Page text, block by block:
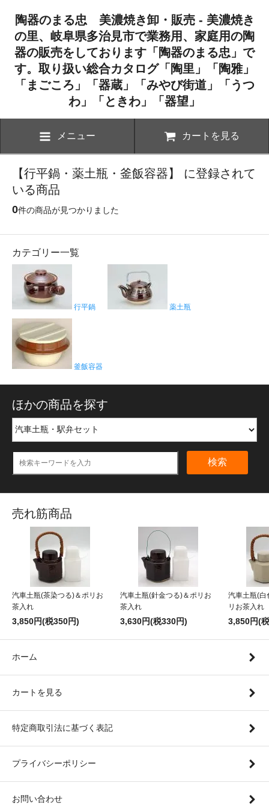
陶器のまる忠 美濃焼き卸・販売 - 美濃焼き
の里、岐阜県多治見市で業務用、家庭用の陶
器の販売をしております「陶器のまる忠」で
す。取り扱い総合カタログ「陶里」「陶雅」
「まごころ」「器蔵」「みやび街道」「うつ
わ」「ときわ」「器望」
メニュー カートを見る
【行平鍋・薬土瓶・釜飯容器】 に登録されて
いる商品
0件の商品が見つかりました
カテゴリー一覧
行平鍋 薬土瓶
釜飯容器
ほかの商品を探す
検索
売れ筋商品
汽車土瓶(茶染つる)＆ポリお
茶入れ
3,850円(税350円)
汽車土瓶(針金つる)＆ポリお
茶入れ
3,630円(税330円)
汽車土瓶(白
リお茶入れ
3,850円(
ホーム
カートを見る
特定商取引法に基づく表記
プライバシーポリシー
お問い合わせ